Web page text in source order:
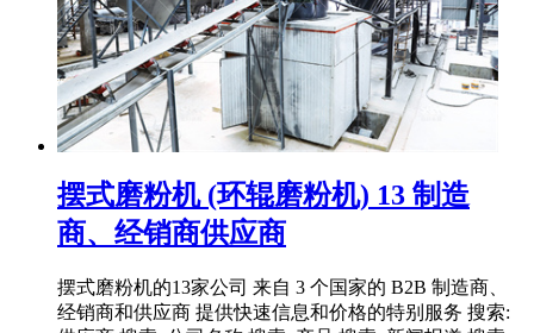
摆式磨粉机 (环辊磨粉机) 13 制造
商、经销商供应商
摆式磨粉机的13家公司 来自 3 个国家的 B2B 制造商、
经销商和供应商 提供快速信息和价格的特别服务 搜索: